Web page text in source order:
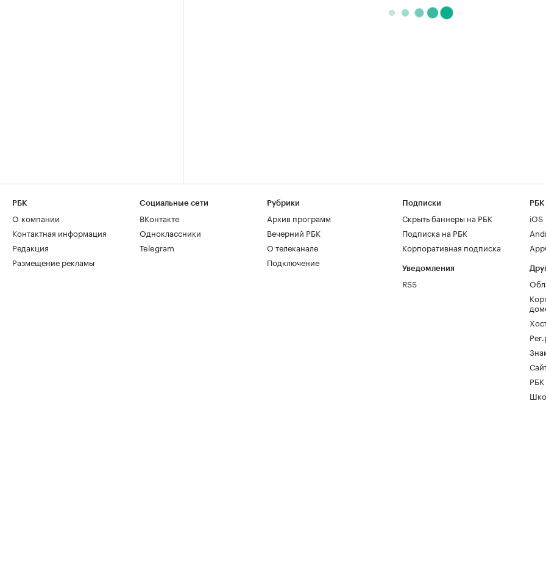
РБК
О компании
Контактная информация
Редакция
Размещение рекламы
Социальные сети
ВКонтакте
Одноклассники
Telegram
Рубрики
Архив программ
Вечерний РБК
О телеканале
Подключение
Подписки
Скрыть баннеры на РБК
Подписка на РБК
Корпоративная подписка
Уведомления
RSS
РБК
iOS